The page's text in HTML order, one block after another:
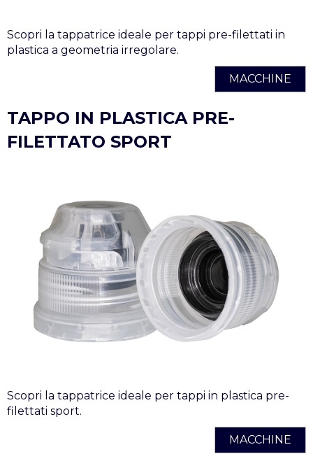
Scopri la tappatrice ideale per tappi pre-filettati in
plastica a geometria irregolare.
MACCHINE
TAPPO IN PLASTICA PRE-
FILETTATO SPORT
Scopri la tappatrice ideale per tappi in plastica pre-
filettati sport.
MACCHINE